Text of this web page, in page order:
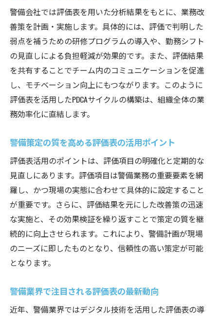
警備会社では評価表を用いた分析結果をもとに、業務改
善策を計画・実施します。具体的には、評価で判明した
弱点を補うための研修プログラムの導入や、勤務シフト
の見直しによる負担軽減が効果的です。また、評価結果
を共有することでチーム内のコミュニケーションを促進
し、モチベーション向上にもつながります。このように
評価表を活用したPDCAサイクルの構築は、組織全体の業
務効率化に直結します。
警備策定の質を高める評価表の活用ポイント
評価表活用のポイントは、評価項目の明確化と定期的な
見直しにあります。評価項目は警備業務の重要要素を網
羅し、かつ現場の実態に合わせて具体的に設定すること
が重要です。さらに、評価結果を元にした改善策の迅速
な実施と、その効果検証を繰り返すことで策定の質を継
続的に向上させられます。これにより、警備計画が現場
のニーズに即したものとなり、信頼性の高い策定が可能
となります。
警備業界で注目される評価表の最新動向
近年、警備業界ではデジタル技術を活用した評価表の導